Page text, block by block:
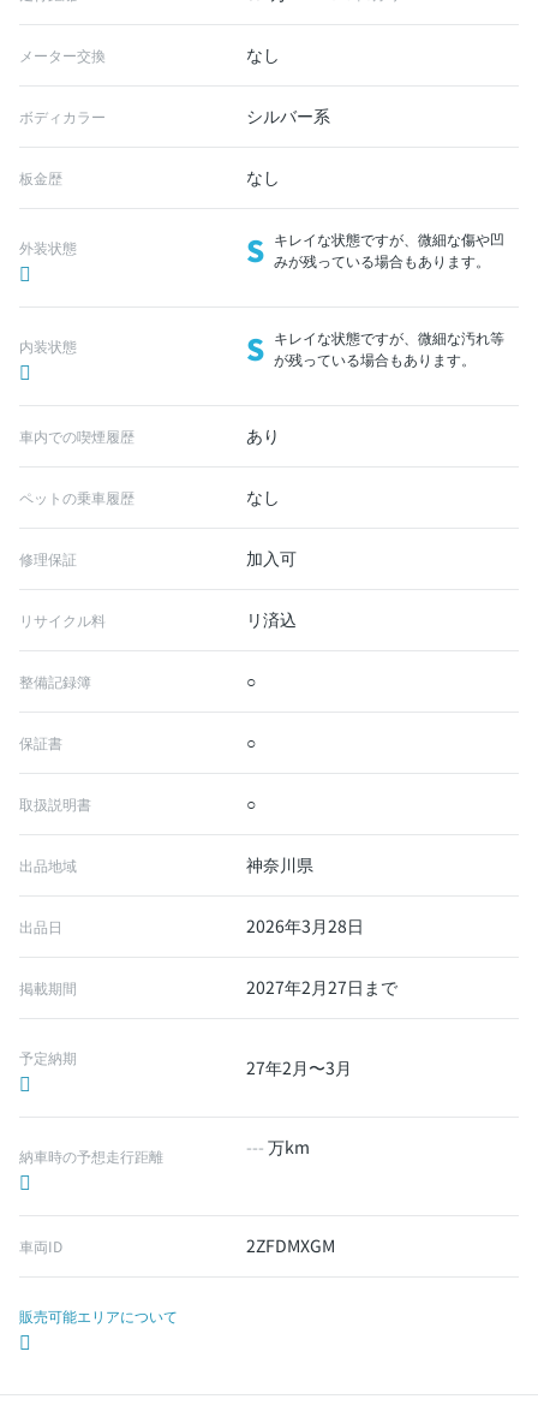
メーター交換 なし
ボディカラー シルバー系
板金歴 なし
外装状態 S キレイな状態ですが、微細な傷や凹
みが残っている場合もあります。
内装状態 S キレイな状態ですが、微細な汚れ等
が残っている場合もあります。
車内での喫煙履歴 あり
ペットの乗車履歴 なし
修理保証 加入可
リサイクル料 リ済込
整備記録簿 ○
保証書 ○
取扱説明書 ○
出品地域 神奈川県
出品日 2026年3月28日
掲載期間 2027年2月27日まで
予定納期 27年2月〜3月
納車時の予想走行距離 --- 万km
車両ID 2ZFDMXGM
販売可能エリアについて